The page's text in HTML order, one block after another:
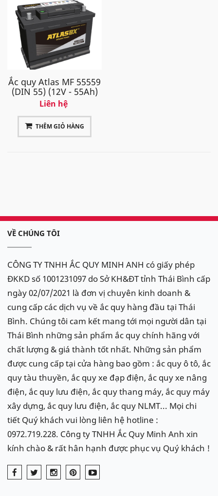
Ắc quy Atlas MF 55559
(DIN 55) (12V - 55Ah)
Liên hệ
THÊM GIỎ HÀNG
VỀ CHÚNG TÔI
CÔNG TY TNHH ẮC QUY MINH ANH có giấy phép
ĐKKD số 1001231097 do Sở KH&ĐT tỉnh Thái Bình cấp
ngày 02/07/2021 là đơn vị chuyên kinh doanh &
cung cấp các dịch vụ về ắc quy hàng đầu tại Thái
Bình. Chúng tôi cam kết mang tới mọi người dân tại
Thái Bình những sản phẩm ắc quy chính hãng với
chất lượng & giá thành tốt nhất. Những sản phẩm
được cung cấp tại cửa hàng bao gồm : ắc quy ô tô, ắc
quy tàu thuyền, ắc quy xe đạp điện, ắc quy xe nâng
điện, ắc quy lưu điện, ắc quy thang máy, ắc quy máy
xây dựng, ắc quy lưu điện, ắc quy NLMT... Mọi chi
tiết Quý khách vui lòng liên hệ hotline :
0972.719.228. Công ty TNHH Ắc Quy Minh Anh xin
kính chào & rất hân hạnh được phục vụ Quý khách !